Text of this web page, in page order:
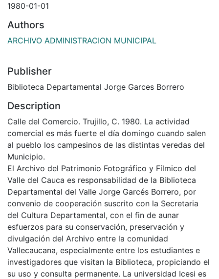
1980-01-01
Authors
ARCHIVO ADMINISTRACION MUNICIPAL
Publisher
Biblioteca Departamental Jorge Garces Borrero
Description
Calle del Comercio. Trujillo, C. 1980. La actividad
comercial es más fuerte el día domingo cuando salen
al pueblo los campesinos de las distintas veredas del
Municipio.
El Archivo del Patrimonio Fotográfico y Fílmico del
Valle del Cauca es responsabilidad de la Biblioteca
Departamental del Valle Jorge Garcés Borrero, por
convenio de cooperación suscrito con la Secretaria
del Cultura Departamental, con el fin de aunar
esfuerzos para su conservación, preservación y
divulgación del Archivo entre la comunidad
Vallecaucana, especialmente entre los estudiantes e
investigadores que visitan la Biblioteca, propiciando el
su uso y consulta permanente. La universidad Icesi es